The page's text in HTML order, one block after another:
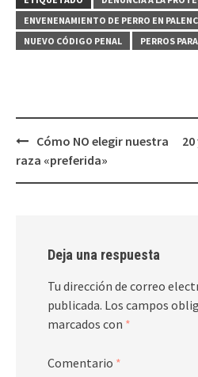
ENVENENAMIENTO DE PERRO EN
NUEVO CÓDIGO PENAL
PERROS
Navegación
de
entradas
Cómo NO elegir nuestra
raza «preferida»
Deja una respuesta
Tu dirección de correo
publicada. Los campos
marcados con *
Comentario *